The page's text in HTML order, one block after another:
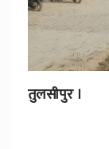
तुलसीपुर ।